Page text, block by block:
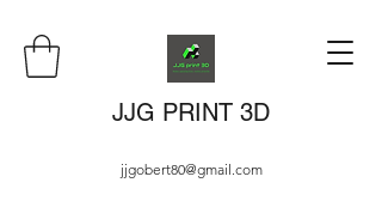
JJG PRINT 3D
jjgobert80@gmail.com